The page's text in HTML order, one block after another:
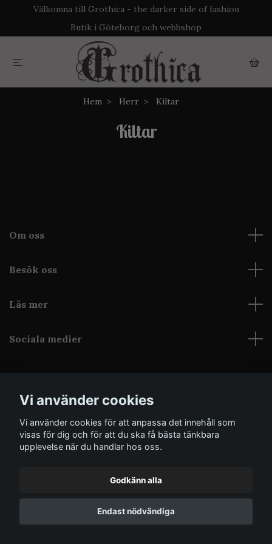
Välkomna till Grothica - the darker side of fashion
Butik i Göteborg och webbshop
Hem Herr Kiltar
Kiltar
Om oss
Besök oss
Läs mer
Sociala medier
© 2026 GrothicaPowered by Quickbutik
Vi använder cookies
Vi använder cookies för att anpassa det innehåll som
visas för dig och för att du ska få bästa tänkbara
upplevelse när du handlar hos oss.
Godkänn alla
Endast nödvändiga